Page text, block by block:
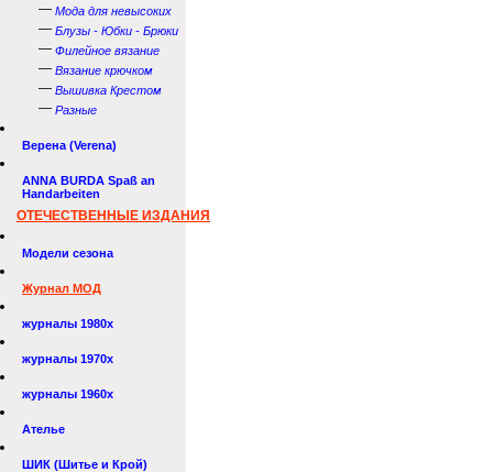
— Мода для невысоких
— Блузы - Юбки - Брюки
— Филейное вязание
— Вязание крючком
— Вышивка Крестом
— Разные
Верена (Verena)
ANNA BURDA Spaß an
Handarbeiten
ОТЕЧЕСТВЕННЫЕ ИЗДАНИЯ
Модели сезона
Журнал МОД
журналы 1980х
журналы 1970х
журналы 1960х
Ателье
ШИК (Шитье и Крой)